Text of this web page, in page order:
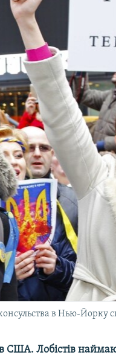
в Нью-Йорку
США. Лобістів